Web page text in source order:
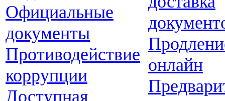
Официальные
документы
Противодействие
коррупции
Доступная
онлайн